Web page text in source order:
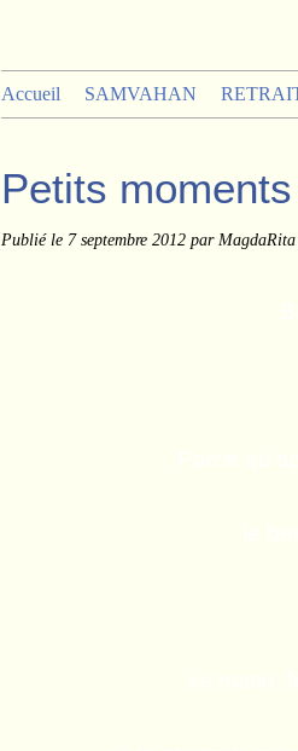
Accueil SAMVAHAN
Petits
Publié le 7 septembre 2012 par MagdaRita